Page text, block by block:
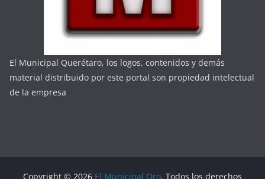
El Municipal Querétaro, los logos, contenidos y demás
material distribuido por este portal son propiedad intelectual
de la empresa
Copyright © 2026 El Municipal Qro. Todos los derechos